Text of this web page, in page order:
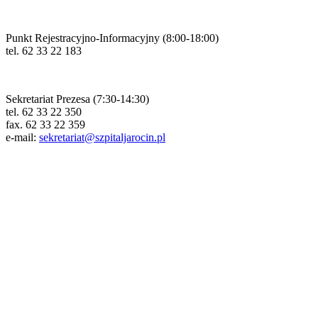
Punkt Rejestracyjno-Informacyjny (8:00-18:00)
tel. 62 33 22 183
Sekretariat Prezesa (7:30-14:30)
tel. 62 33 22 350
fax. 62 33 22 359
e-mail: sekretariat@szpitaljarocin.pl